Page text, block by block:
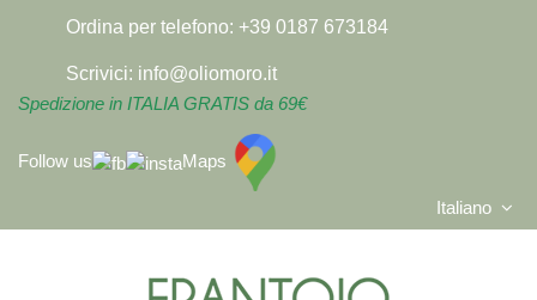
Ordina per telefono: +39 0187 673184
Scrivici: info@oliomoro.it
Spedizione in ITALIA GRATIS da 69€
Follow us Maps
Italiano